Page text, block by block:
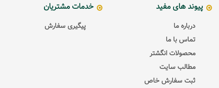
پیوند های مفید
درباره ما
تماس با ما
محصولات انگشتر
مطالب سایت
ثبت سفارش خاص
خدمات مشتریان
پیگیری سفارش